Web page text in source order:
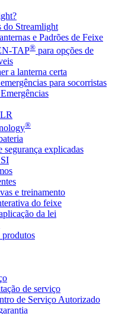
do Streamlight
e Padrões de Feixe
TAP® para opções de
a lanterna certa
para socorristas
®
segurança explicadas
e treinamento
do feixe
da lei
produtos
de serviço
de Serviço Autorizado